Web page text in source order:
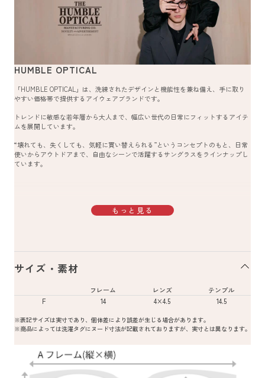
HUMBLE OPTICAL
「HUMBLE OPTICAL」は、洗練されたデザインと機能性を兼ね備え、手に取り
やすい価格帯で提供するアイウェアブランドです。
トレンドに敏感な若年層から大人まで、幅広い世代の日常にフィットするアイテ
ムを展開しています。
“壊れても、失くしても、気軽に買い替えられる”というコンセプトのもと、日常
使いからアウトドアまで、自由なシーンで活躍するサングラスをラインナップし
ています。
もっと見る
サイズ・素材
フレーム レンズ
テンプル
F
14 4×4.5 14.5
※表記サイズは実寸であり、個体差により誤差が生じる場合があります。
※商品によっては洗濯タグにヌード寸法が記載されておりますが、実寸とは異なります。